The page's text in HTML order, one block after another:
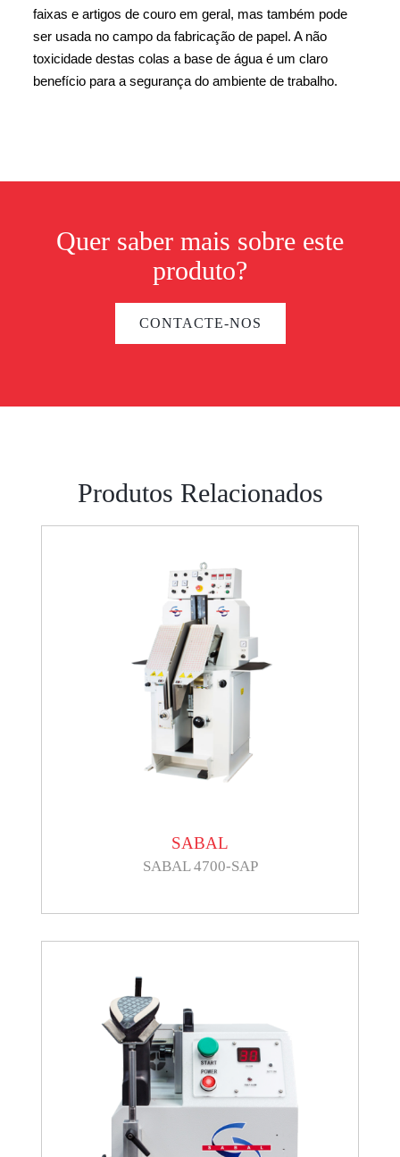
faixas e artigos de couro em geral, mas também pode
ser usada no campo da fabricação de papel. A não
toxicidade destas colas a base de água é um claro
benefício para a segurança do ambiente de trabalho.
Quer saber mais sobre este
produto?
CONTACTE-NOS
Produtos Relacionados
SABAL
SABAL 4700-SAP